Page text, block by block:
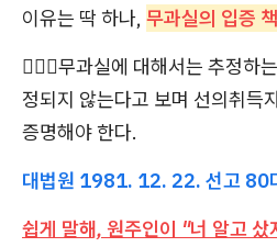
이유는 딱 하나, 무과실의 입증
🧑🏻‍⚖️무과실에 대해서는 추정하
정되지 않는다고 보며 선의취득
증명해야 한다.
대법원 1981. 12. 22. 선고 80
쉽게 말해, 원주인이 "너 알고